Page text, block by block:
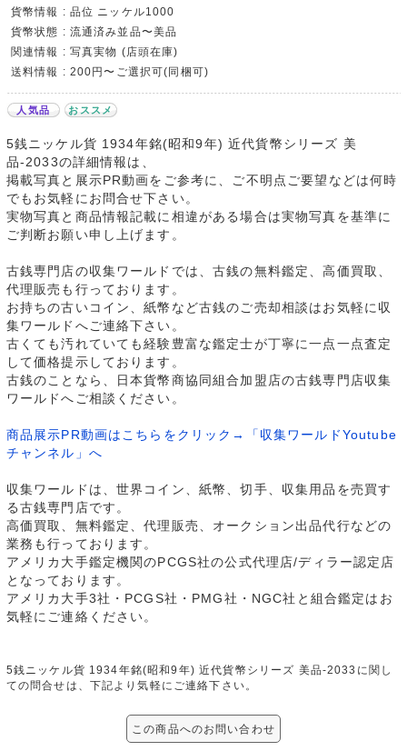
貨幣情報 : 品位 ニッケル1000
貨幣状態 : 流通済み並品〜美品
関連情報 : 写真実物 (店頭在庫)
送料情報 : 200円〜ご選択可(同梱可)
人気品 おススメ
5銭ニッケル貨 1934年銘(昭和9年) 近代貨幣シリーズ 美
品-2033の詳細情報は、
掲載写真と展示PR動画をご参考に、ご不明点ご要望などは何時
でもお気軽にお問合せ下さい。
実物写真と商品情報記載に相違がある場合は実物写真を基準に
ご判断お願い申し上げます。
古銭専門店の収集ワールドでは、古銭の無料鑑定、高価買取、
代理販売も行っております。
お持ちの古いコイン、紙幣など古銭のご売却相談はお気軽に収
集ワールドへご連絡下さい。
古くても汚れていても経験豊富な鑑定士が丁寧に一点一点査定
して価格提示しております。
古銭のことなら、日本貨幣商協同組合加盟店の古銭専門店収集
ワールドへご相談ください。
商品展示PR動画はこちらをクリック→「収集ワールドYoutube
チャンネル」へ
収集ワールドは、世界コイン、紙幣、切手、収集用品を売買す
る古銭専門店です。
高価買取、無料鑑定、代理販売、オークション出品代行などの
業務も行っております。
アメリカ大手鑑定機関のPCGS社の公式代理店/ディラー認定店
となっております。
アメリカ大手3社・PCGS社・PMG社・NGC社と組合鑑定はお
気軽にご連絡ください。
5銭ニッケル貨 1934年銘(昭和9年) 近代貨幣シリーズ 美品-2033に関し
ての問合せは、下記より気軽にご連絡下さい。
この商品へのお問い合わせ